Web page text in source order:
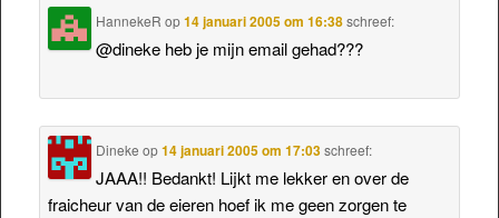
HannekeR op14 januari 2005 om 16:38 schreef:
@dineke heb je mijn email gehad???
Dineke op14 januari 2005 om 17:03 schreef:
JAAA!! Bedankt! Lijkt me lekker en over de
fraicheur van de eieren hoef ik me geen zorgen te